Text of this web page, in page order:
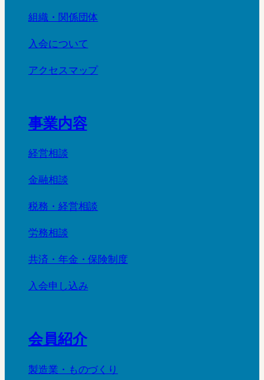
組織・関係団体
入会について
アクセスマップ
事業内容
経営相談
金融相談
税務・経営相談
労務相談
共済・年金・保険制度
入会申し込み
会員紹介
製造業・ものづくり